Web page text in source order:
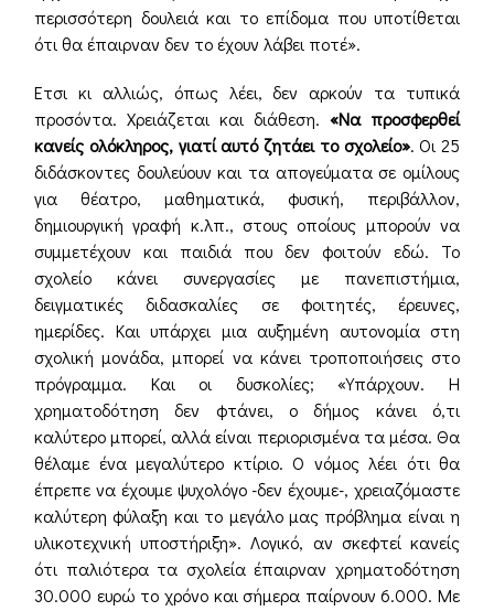
περισσότερη δουλειά και το επίδομα που υποτίθεται
ότι θα έπαιρναν δεν το έχουν λάβει ποτέ».
Ετσι κι αλλιώς, όπως λέει, δεν αρκούν τα τυπικά
προσόντα. Χρειάζεται και διάθεση. «Να προσφερθεί
κανείς ολόκληρος, γιατί αυτό ζητάει το σχολείο». Οι 25
διδάσκοντες δουλεύουν και τα απογεύματα σε ομίλους
για θέατρο, μαθηματικά, φυσική, περιβάλλον,
δημιουργική γραφή κ.λπ., στους οποίους μπορούν να
συμμετέχουν και παιδιά που δεν φοιτούν εδώ. Το
σχολείο κάνει συνεργασίες με πανεπιστήμια,
δειγματικές διδασκαλίες σε φοιτητές, έρευνες,
ημερίδες. Και υπάρχει μια αυξημένη αυτονομία στη
σχολική μονάδα, μπορεί να κάνει τροποποιήσεις στο
πρόγραμμα. Και οι δυσκολίες; «Υπάρχουν. Η
χρηματοδότηση δεν φτάνει, ο δήμος κάνει ό,τι
καλύτερο μπορεί, αλλά είναι περιορισμένα τα μέσα. Θα
θέλαμε ένα μεγαλύτερο κτίριο. Ο νόμος λέει ότι θα
έπρεπε να έχουμε ψυχολόγο -δεν έχουμε-, χρειαζόμαστε
καλύτερη φύλαξη και το μεγάλο μας πρόβλημα είναι η
υλικοτεχνική υποστήριξη». Λογικό, αν σκεφτεί κανείς
ότι παλιότερα τα σχολεία έπαιρναν χρηματοδότηση
30.000 ευρώ το χρόνο και σήμερα παίρνουν 6.000. Με